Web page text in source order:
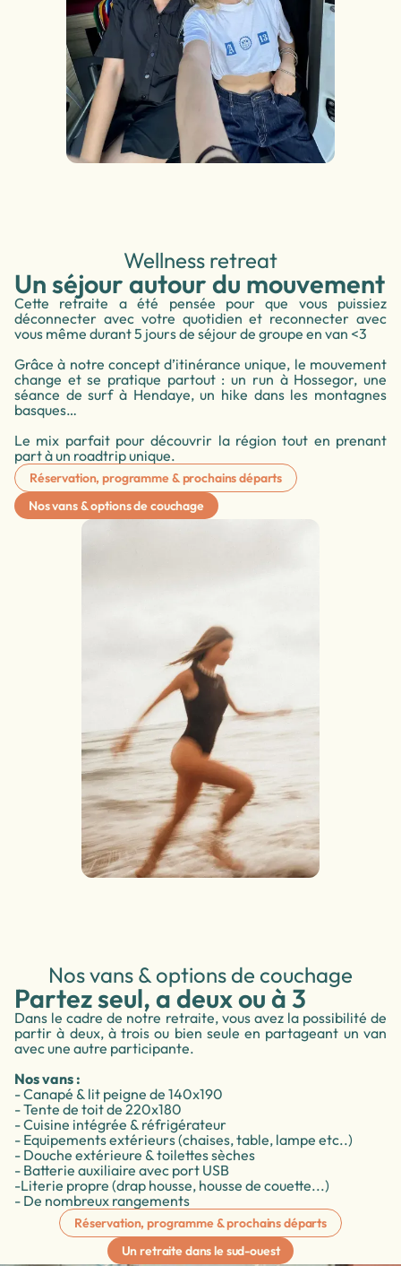
Wellness retreat
Un séjour autour du mouvement
Cette retraite a été pensée pour que vous puissiez
déconnecter avec votre quotidien et reconnecter avec
vous même durant 5 jours de séjour de groupe en van <3
Grâce à notre concept d’itinérance unique, le mouvement
change et se pratique partout : un run à Hossegor, une
séance de surf à Hendaye, un hike dans les montagnes
basques…
Le mix parfait pour découvrir la région tout en prenant
part à un roadtrip unique.
Réservation, programme & prochains départs
Nos vans & options de couchage
Nos vans & options de couchage
Partez seul, a deux ou à 3
Dans le cadre de notre retraite, vous avez la possibilité de
partir à deux, à trois ou bien seule en partageant un van
avec une autre participante.
Nos vans :
- Canapé & lit peigne de 140x190
- Tente de toit de 220x180
- Cuisine intégrée & réfrigérateur
- Equipements extérieurs (chaises, table, lampe etc..)
- Douche extérieure & toilettes sèches
- Batterie auxiliaire avec port USB
-Literie propre (drap housse, housse de couette...)
- De nombreux rangements
Réservation, programme & prochains départs
Un retraite dans le sud-ouest